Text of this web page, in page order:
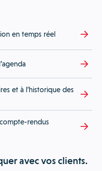
en temps réel
et à l’historique des
rendus
avec vos clients.